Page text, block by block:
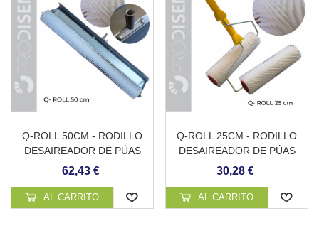
Q-ROLL 50CM - RODILLO
DESAIREADOR DE PÚAS
CON PROTECCIÓN
ADAPTADOR PARA
PÉRTIGA
62,43 €
AL CARRITO
Q-ROLL 25CM - RODILLO
DESAIREADOR DE PÚAS
CON MANGO
30,28 €
AL CARRITO